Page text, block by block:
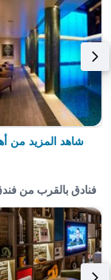
شاهد المزيد من
فنادق بالقرب من